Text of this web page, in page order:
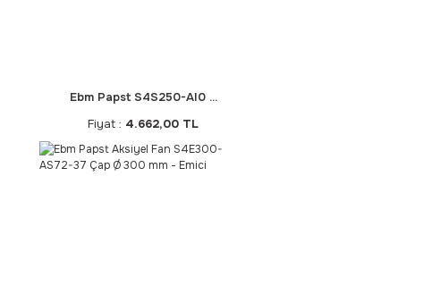
Ebm Papst S4S250-AI0 ...
Fiyat : 4.662,00 TL